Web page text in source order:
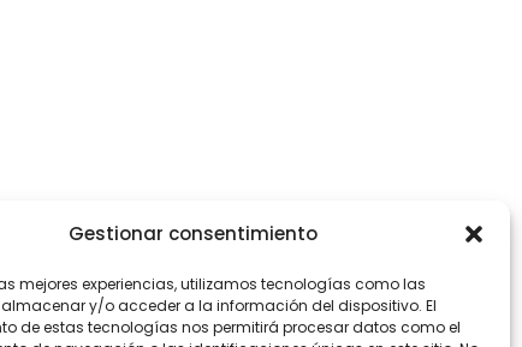
Gestionar consentimiento
mejores experiencias, utilizamos tecnologías como las
y/o acceder a la información del dispositivo. El
de estas tecnologías nos permitirá procesar datos como el